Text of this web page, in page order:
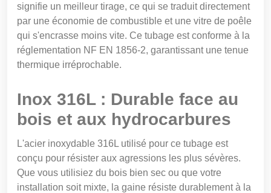
signifie un meilleur tirage, ce qui se traduit directement
par une économie de combustible et une vitre de poêle
qui s'encrasse moins vite. Ce tubage est conforme à la
réglementation NF EN 1856-2, garantissant une tenue
thermique irréprochable.
Inox 316L : Durable face au
bois et aux hydrocarbures
L'acier inoxydable 316L utilisé pour ce tubage est
conçu pour résister aux agressions les plus sévères.
Que vous utilisiez du bois bien sec ou que votre
installation soit mixte, la gaine résiste durablement à la